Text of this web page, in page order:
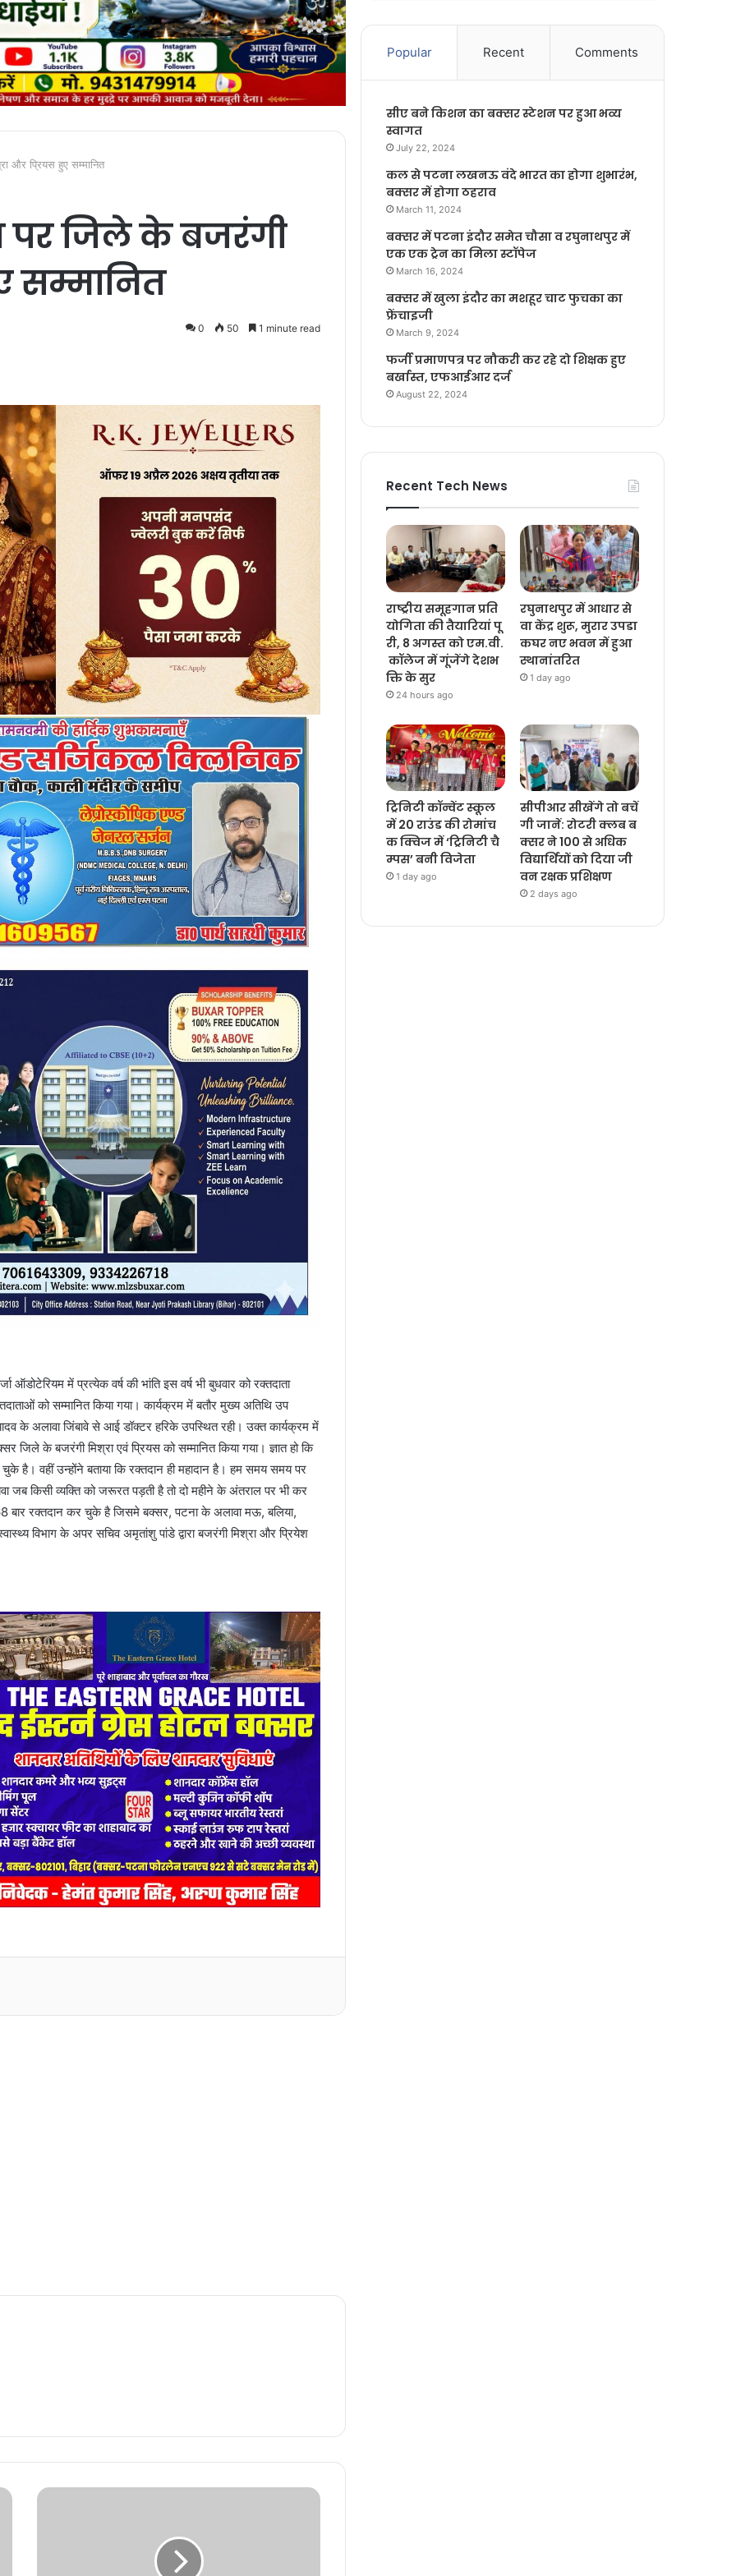
और प्रियस हुए सम्मानित
पर जिले के बजरंगी
सम्मानित
0 50 1 minute read
ऑडोटेरियम में प्रत्येक वर्ष की भांति इस वर्ष भी बुधवार को रक्तदाता
को सम्मानित किया गया। कार्यक्रम में बतौर मुख्य अतिथि उप
के अलावा जिंबावे से आई डॉक्टर हरिके उपस्थित रही। उक्त कार्यक्रम में
के बजरंगी मिश्रा एवं प्रियस को सम्मानित किया गया। ज्ञात हो कि
है। वहीं उन्होंने बताया कि रक्तदान ही महादान है। हम समय समय पर
किसी व्यक्ति को जरूरत पड़ती है तो दो महीने के अंतराल पर भी कर
बार रक्तदान कर चुके है जिसमे बक्सर, पटना के अलावा मऊ, बलिया,
विभाग के अपर सचिव अमृतांशु पांडे द्वारा बजरंगी मिश्रा और प्रियेश
Popular Recent Comments
सीए बने किशन का बक्सर स्टेशन पर हुआ भव्य
स्वागत
July 22, 2024
कल से पटना लखनऊ वंदे भारत का होगा शुभारंभ,
बक्सर में होगा ठहराव
March 11, 2024
बक्सर में पटना इंदौर समेत चौसा व रघुनाथपुर में
एक एक ट्रेन का मिला स्टॉपेज
March 16, 2024
बक्सर में खुला इंदौर का मशहूर चाट फुचका का
फ्रेंचाइजी
March 9, 2024
फर्जी प्रमाणपत्र पर नौकरी कर रहे दो शिक्षक हुए
बर्खास्त, एफआईआर दर्ज
August 22, 2024
Recent Tech News
राष्ट्रीय समूहगान प्रति
योगिता की तैयारियां पू
री, 8 अगस्त को एम.वी.
कॉलेज में गूंजेंगे देशभ
क्ति के सुर
24 hours ago
रघुनाथपुर में आधार से
वा केंद्र शुरू, मुरार उपडा
कघर नए भवन में हुआ
स्थानांतरित
1 day ago
ट्रिनिटी कॉन्वेंट स्कूल
में 20 राउंड की रोमांच
क क्विज में ‘ट्रिनिटी चै
म्पस’ बनी विजेता
1 day ago
सीपीआर सीखेंगे तो बचें
गी जानें: रोटरी क्लब ब
क्सर ने 100 से अधिक
विद्यार्थियों को दिया जी
वन रक्षक प्रशिक्षण
2 days ago